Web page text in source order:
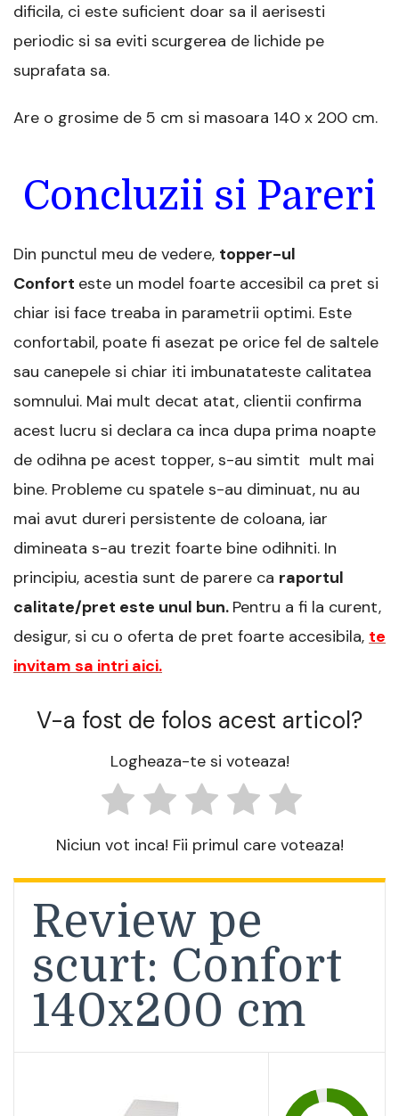
dificila, ci este suficient doar sa il aerisesti
periodic si sa eviti scurgerea de lichide pe
suprafata sa.
Are o grosime de 5 cm si masoara 140 x 200 cm.
Concluzii si Pareri
Din punctul meu de vedere, topper-ul
Confort este un model foarte accesibil ca pret si
chiar isi face treaba in parametrii optimi. Este
confortabil, poate fi asezat pe orice fel de saltele
sau canepele si chiar iti imbunatateste calitatea
somnului. Mai mult decat atat, clientii confirma
acest lucru si declara ca inca dupa prima noapte
de odihna pe acest topper, s-au simtit mult mai
bine. Probleme cu spatele s-au diminuat, nu au
mai avut dureri persistente de coloana, iar
dimineata s-au trezit foarte bine odihniti. In
principiu, acestia sunt de parere ca raportul
calitate/pret este unul bun. Pentru a fi la curent,
desigur, si cu o oferta de pret foarte accesibila, te
invitam sa intri aici.
V-a fost de folos acest articol?
Logheaza-te si voteaza!
Niciun vot inca! Fii primul care voteaza!
Review pe
scurt: Confort
140x200 cm